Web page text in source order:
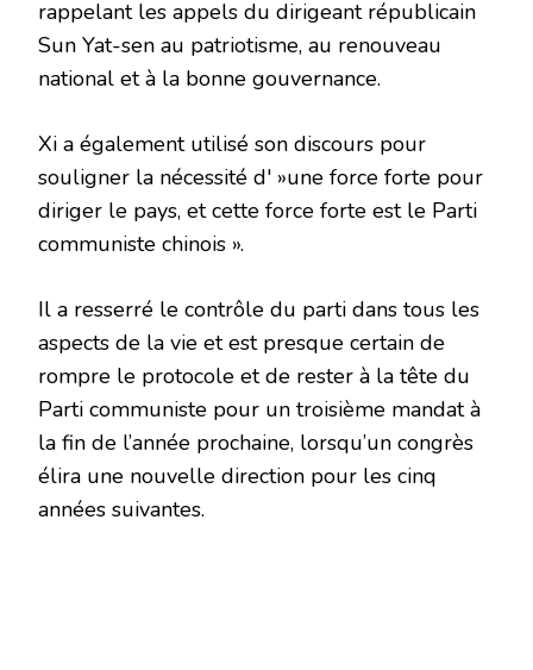
rappelant les appels du dirigeant républicain
Sun Yat-sen au patriotisme, au renouveau
national et à la bonne gouvernance.
Xi a également utilisé son discours pour
souligner la nécessité d' »une force forte pour
diriger le pays, et cette force forte est le Parti
communiste chinois ».
Il a resserré le contrôle du parti dans tous les
aspects de la vie et est presque certain de
rompre le protocole et de rester à la tête du
Parti communiste pour un troisième mandat à
la fin de l’année prochaine, lorsqu’un congrès
élira une nouvelle direction pour les cinq
années suivantes.